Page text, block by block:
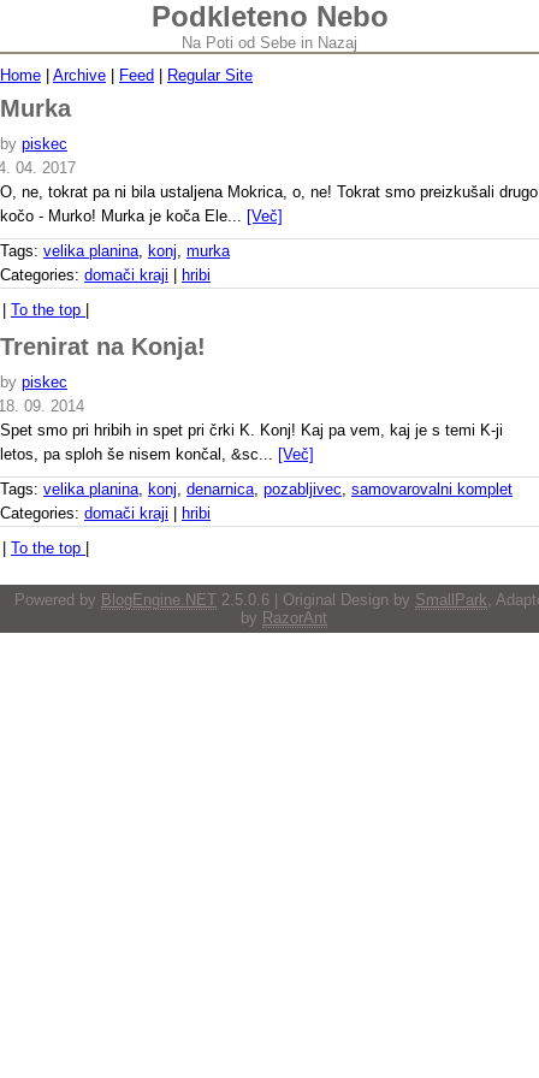
Podkleteno Nebo
Na Poti od Sebe in Nazaj
Home
Archive Feed Regular Site
Murka
by piskec
04. 2017
O, ne, tokrat pa ni bila ustaljena Mokrica, o, ne! Tokrat smo preizkušali drugo
kočo - Murko! Murka je koča Ele... [Več]
Tags: velika planina, konj, murka
Categories: domači kraji
hribi
To the top
Trenirat na Konja!
by piskec
09. 2014
Spet smo pri hribih in spet pri črki K. Konj! Kaj pa vem, kaj je s temi K-ji
letos, pa sploh še nisem končal, &sc... [Več]
Tags: velika planina, konj, denarnica, pozabljivec, samovarovalni komplet
Categories: domači kraji
hribi
To the top
Powered by BlogEngine.NET 2.5.0.6 | Original Design by SmallPark,
by RazorAnt